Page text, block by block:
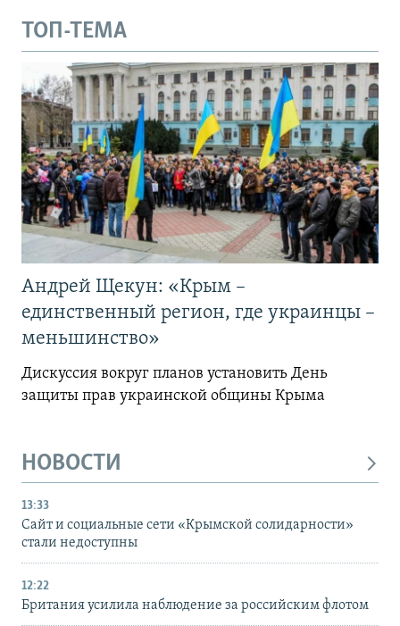
ТОП-ТЕМА
Андрей Щекун: «Крым –
единственный регион, где украинцы –
меньшинство»
Дискуссия вокруг планов установить День
защиты прав украинской общины Крыма
НОВОСТИ
13:33
Сайт и социальные сети «Крымской солидарности»
стали недоступны
12:22
Британия усилила наблюдение за российским флотом